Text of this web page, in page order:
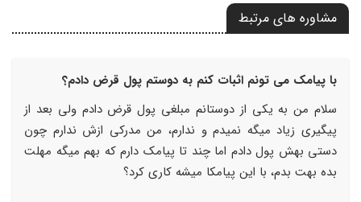
مشاوره های مرتبط
با پیامک می تونم اثبات کنم به دوستم پول قرض دادم؟
سلام من به یکی از دوستانم مبلغی پول قرض دادم ولی بعد از
پیگیری زیاد میگه نمیدم و ندارم، من مدرکی ازش ندارم چون
دستی بهش پول دادم اما چند تا پیامک دارم که بهم میگه مهلت
بده بهت بدم، با این پیامکا میشه کاری کرد؟